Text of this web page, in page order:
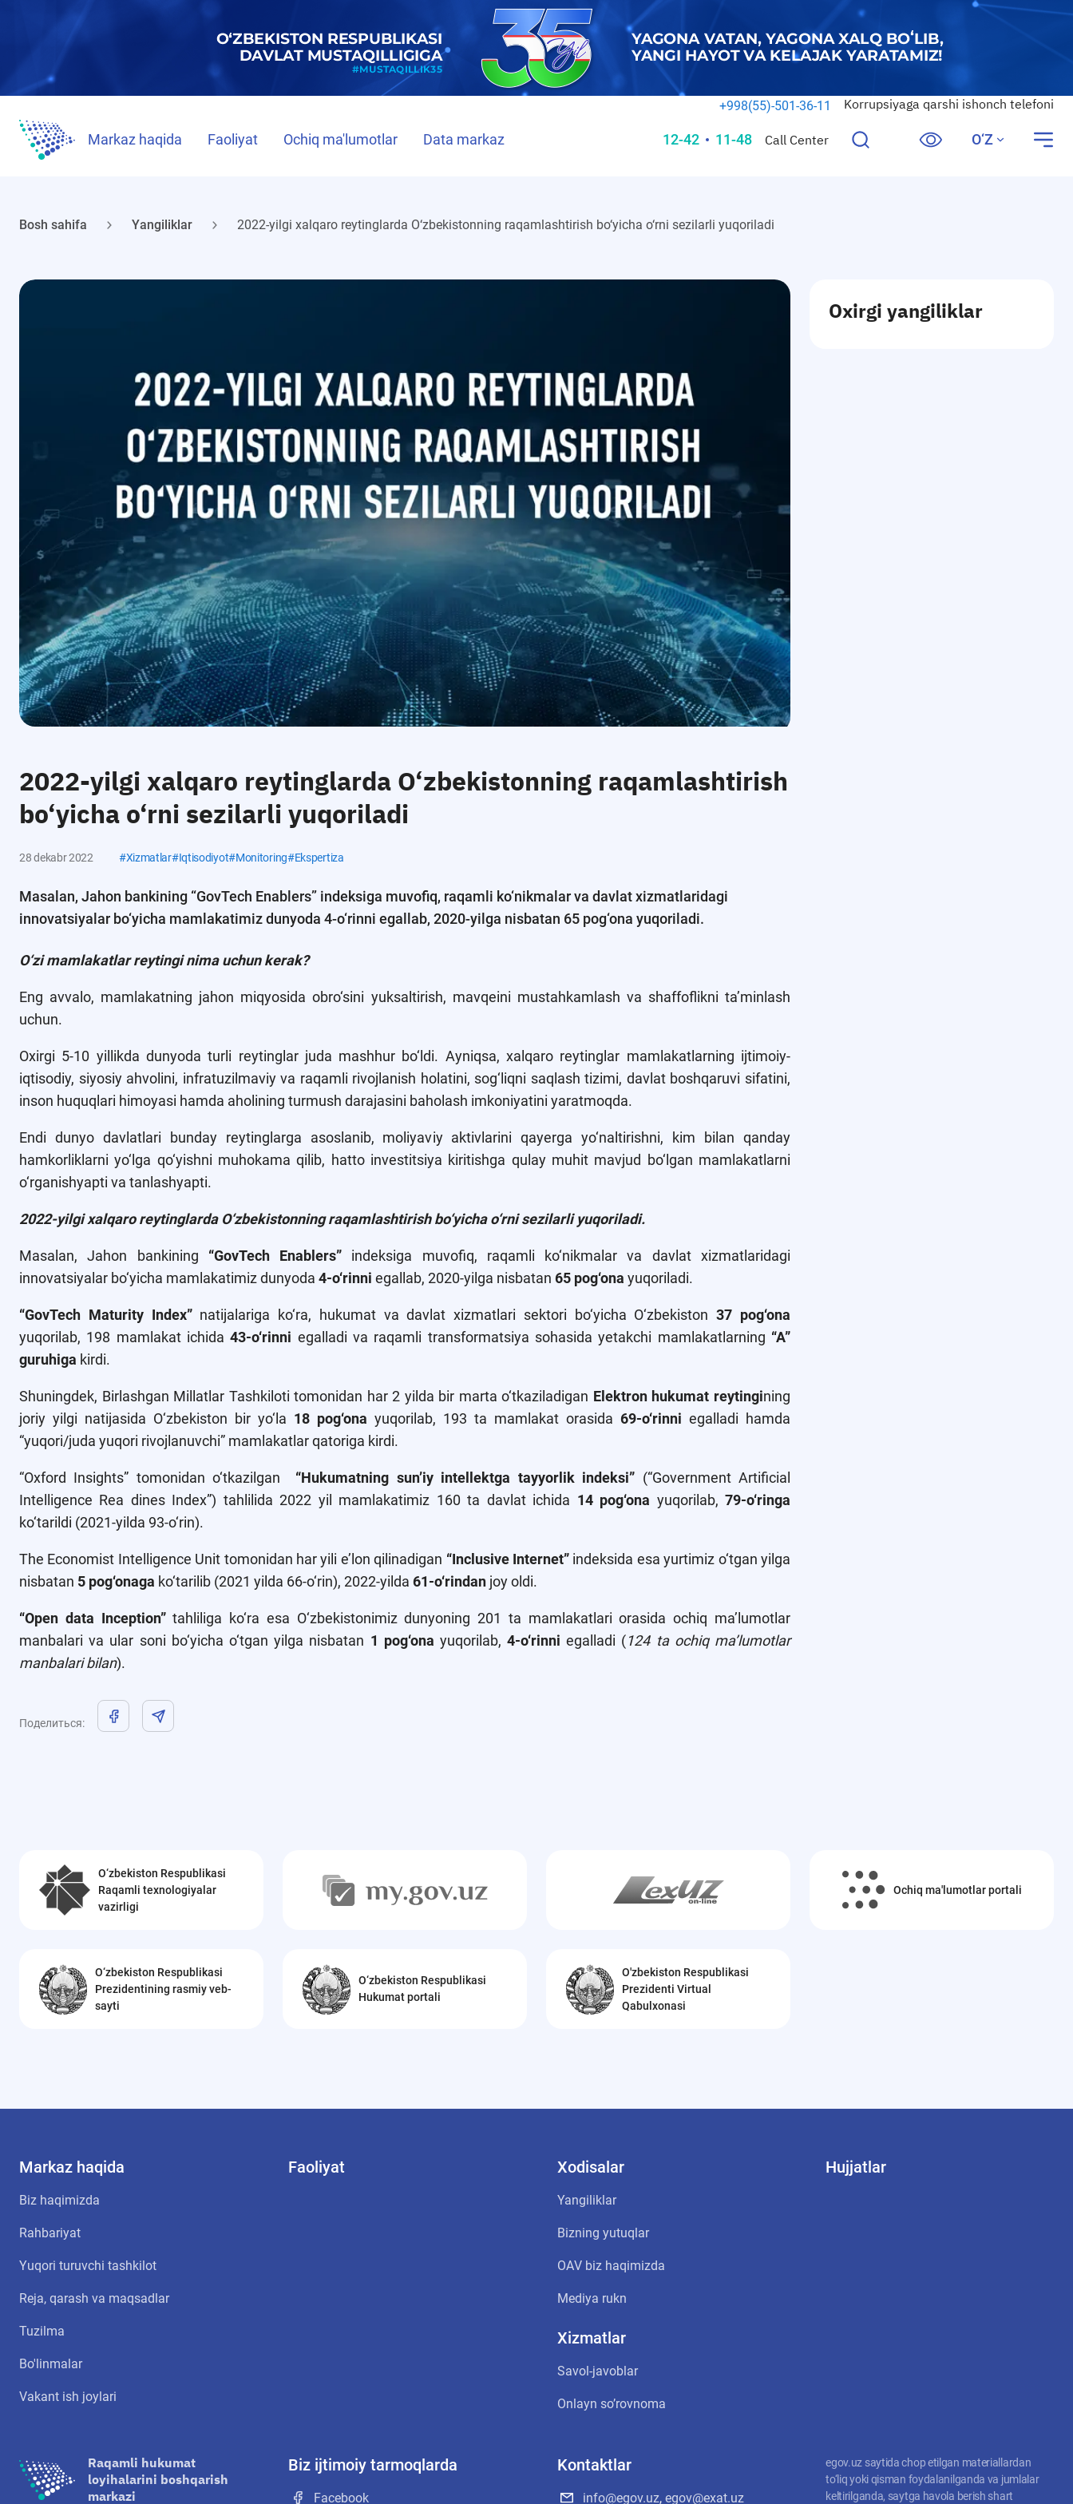
+998(55)-501-36-11 Korrupsiyaga qarshi ishonch telefoni
Markaz haqida Faoliyat Ochiq ma'lumotlar Data markaz 12-42 11-48 Call Center O‘Z
Bosh sahifa Yangiliklar 2022-yilgi xalqaro reytinglarda O‘zbekistonning raqamlashtirish bo‘yicha o‘rni sezilarli yuqoriladi
2022-yilgi xalqaro reytinglarda O‘zbekistonning raqamlashtirish
bo‘yicha o‘rni sezilarli yuqoriladi
28 dekabr 2022 #Xizmatlar#Iqtisodiyot#Monitoring#Ekspertiza
Masalan, Jahon bankining “GovTech Enablers” indeksiga muvofiq, raqamli ko‘nikmalar va davlat xizmatlaridagi
innovatsiyalar bo‘yicha mamlakatimiz dunyoda 4-o‘rinni egallab, 2020-yilga nisbatan 65 pog‘ona yuqoriladi.
O‘zi mamlakatlar reytingi nima uchun kerak?
Eng avvalo, mamlakatning jahon miqyosida obro‘sini yuksaltirish, mavqeini mustahkamlash va shaffoflikni ta’minlash
uchun.
Oxirgi 5-10 yillikda dunyoda turli reytinglar juda mashhur bo‘ldi. Ayniqsa, xalqaro reytinglar mamlakatlarning ijtimoiy-
iqtisodiy, siyosiy ahvolini, infratuzilmaviy va raqamli rivojlanish holatini, sog‘liqni saqlash tizimi, davlat boshqaruvi sifatini,
inson huquqlari himoyasi hamda aholining turmush darajasini baholash imkoniyatini yaratmoqda.
Endi dunyo davlatlari bunday reytinglarga asoslanib, moliyaviy aktivlarini qayerga yo‘naltirishni, kim bilan qanday
hamkorliklarni yo‘lga qo‘yishni muhokama qilib, hatto investitsiya kiritishga qulay muhit mavjud bo‘lgan mamlakatlarni
o‘rganishyapti va tanlashyapti.
2022-yilgi xalqaro reytinglarda O‘zbekistonning raqamlashtirish bo‘yicha o‘rni sezilarli yuqoriladi.
Masalan, Jahon bankining “GovTech Enablers” indeksiga muvofiq, raqamli ko‘nikmalar va davlat xizmatlaridagi
innovatsiyalar bo‘yicha mamlakatimiz dunyoda 4-o‘rinni egallab, 2020-yilga nisbatan 65 pog‘ona yuqoriladi.
“GovTech Maturity Index”natijalariga ko‘ra, hukumat va davlat xizmatlari sektori bo‘yicha O‘zbekiston37 pog‘ona
yuqorilab, 198 mamlakat ichida43-o‘rinni egalladi va raqamli transformatsiya sohasida yetakchi mamlakatlarning “A”
guruhiga kirdi.
Shuningdek, Birlashgan Millatlar Tashkiloti tomonidan har 2 yilda bir marta o‘tkaziladigan Elektron hukumat reytingining
joriy yilgi natijasida O‘zbekiston bir yo‘la 18 pog‘ona yuqorilab, 193 ta mamlakat orasida 69-o‘rinni egalladi hamda
“yuqori/juda yuqori rivojlanuvchi” mamlakatlar qatoriga kirdi.
“Oxford Insights” tomonidan o‘tkazilgan “Hukumatning sun’iy intellektga tayyorlik indeksi” (“Government Artificial
Intelligence Rea dines Index”) tahlilida 2022 yil mamlakatimiz 160 ta davlat ichida 14 pog‘ona yuqorilab,79-o‘ringa
ko‘tarildi (2021-yilda 93-o‘rin).
The Economist Intelligence Unit tomonidan har yili e’lon qilinadigan “Inclusive Internet” indeksida esa yurtimiz o‘tgan yilga
nisbatan 5 pog‘onaga ko‘tarilib (2021 yilda 66-o‘rin), 2022-yilda 61-o‘rindan joy oldi.
“Open data Inception”tahliliga ko‘ra esa O‘zbekistonimiz dunyoning 201 ta mamlakatlari orasida ochiq ma’lumotlar
manbalari va ular soni bo‘yicha o‘tgan yilga nisbatan 1 pog‘ona yuqorilab,4-o‘rinni egalladi (124 ta ochiq ma’lumotlar
manbalari bilan).
Поделиться:
Oxirgi yangiliklar
O‘zbekiston Respublikasi
Raqamli texnologiyalar
vazirligi
Ochiq ma'lumotlar portali
O‘zbekiston Respublikasi
Prezidentining rasmiy veb-
sayti
O‘zbekiston Respublikasi
Hukumat portali
O'zbekiston Respublikasi
Prezidenti Virtual
Qabulxonasi
Markaz haqida
Biz haqimizda
Rahbariyat
Yuqori turuvchi tashkilot
Reja, qarash va maqsadlar
Tuzilma
Bo'linmalar
Vakant ish joylari
Faoliyat Xodisalar
Yangiliklar
Bizning yutuqlar
OАV biz haqimizda
Mediya rukn
Xizmatlar
Savol-javoblar
Onlayn soʼrovnoma
Hujjatlar
Raqamli hukumat
loyihalarini boshqarish
markazi
Biz ijtimoiy tarmoqlarda
Facebook
Kontaktlar
info@egov.uz, egov@exat.uz
egov.uz saytida chop etilgan materiallardan
to‘liq yoki qisman foydalanilganda va jumlalar
keltirilganda, saytga havola berish shart